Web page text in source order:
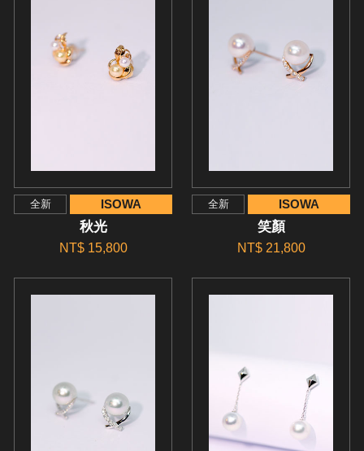
全新 ISOWA
秋光
NT$ 15,800
全新 ISOWA
笑顏
NT$ 21,800